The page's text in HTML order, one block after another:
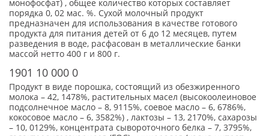
монофосфат) , общее количество которых составляет
порядка 0, 02 мас. %. Сухой молочный продукт
предназначен для использования в качестве готового
продукта для питания детей от 6 до 12 месяцев, путем
разведения в воде, расфасован в металлические банки
массой нетто 400 г и 800 г.
1901 10 000 0
Продукт в виде порошка, состоящий из обезжиренного
молока – 42, 1478%, растительных масел (высокоолеиновое
подсолнечное масло – 8, 9115%, соевое масло – 6, 6786%,
кокосовое масло – 6, 3582%) , лактозы – 13, 2170%, сахарозы
– 10, 0129%, концентрата сывороточного белка – 7, 3795%,